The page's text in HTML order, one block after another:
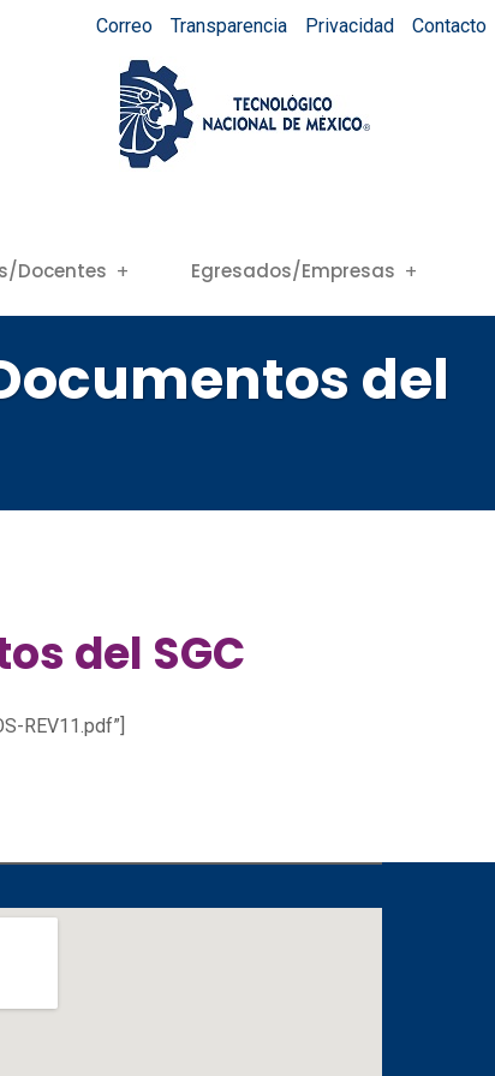
Correo Transparencia Privacidad Contacto
Docentes Egresados/Empresas
del
del SGC
REV11.pdf”]